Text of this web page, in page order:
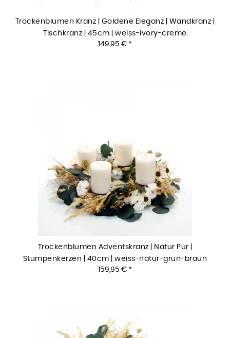
Trockenblumen Kranz | Goldene Eleganz | Wandkranz |
Tischkranz | 45cm | weiss-ivory-creme
149,95 € *
Trockenblumen Adventskranz | Natur Pur |
Stumpenkerzen | 40cm | weiss-natur-grün-braun
159,95 € *